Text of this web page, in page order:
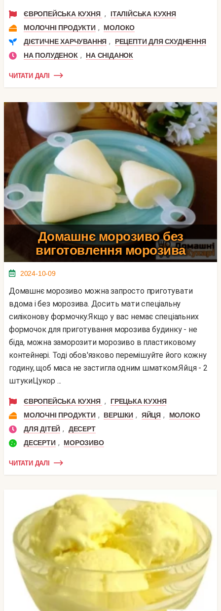
ЄВРОПЕЙСЬКА КУХНЯ ,
ІТАЛІЙСЬКА КУХНЯ
МОЛОЧНІ ПРОДУКТИ ,
МОЛОКО
ДІЄТИЧНЕ ХАРЧУВАННЯ ,
РЕЦЕПТИ ДЛЯ СХУДНЕННЯ
НА ПОЛУДЕНОК , НА СНІДАНОК
ЧИТАТИ ДАЛІ
Домашнє морозиво без
виготовлення морозива
2024-10-09
Домашнє морозиво можна запросто приготувати
вдома і без морозива. Досить мати спеціальну
силіконову формочку.Якщо у вас немає спеціальних
формочок для приготування морозива будинку - не
біда, можна заморозити морозиво в пластиковому
контейнері. Тоді обов'язково перемішуйте його кожну
годину, щоб маса не застигла одним шматком.Яйця - 2
штукиЦукор ...
ЄВРОПЕЙСЬКА КУХНЯ ,
ГРЕЦЬКА КУХНЯ
МОЛОЧНІ ПРОДУКТИ , ВЕРШКИ , ЯЙЦЯ ,
МОЛОКО
ДЛЯ ДІТЕЙ ,
ДЕСЕРТ
ДЕСЕРТИ , МОРОЗИВО
ЧИТАТИ ДАЛІ